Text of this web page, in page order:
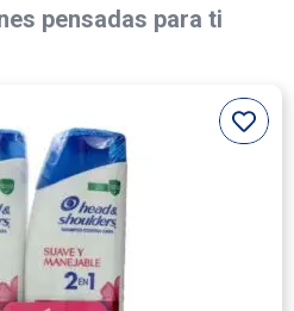
pensadas para ti